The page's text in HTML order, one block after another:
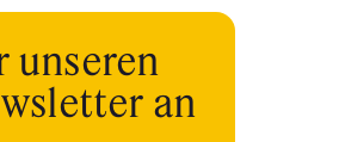
unseren
an